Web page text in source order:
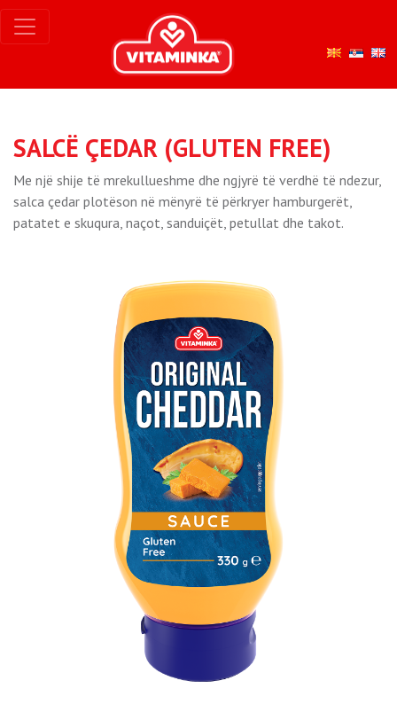
SALCË ÇEDAR (GLUTEN FREE)
Me një shije të mrekullueshme dhe ngjyrë të verdhë të ndezur,
salca çedar plotëson në mënyrë të përkryer hamburgerët,
patatet e skuqura, naçot, sanduiçët, petullat dhe takot.